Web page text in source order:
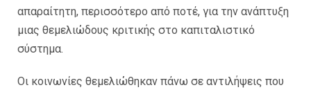
απαραίτητη, περισσότερο από ποτέ, για την ανάπτυξη
μιας θεμελιώδους κριτικής στο καπιταλιστικό
σύστημα.
Οι κοινωνίες θεμελιώθηκαν πάνω σε αντιλήψεις που